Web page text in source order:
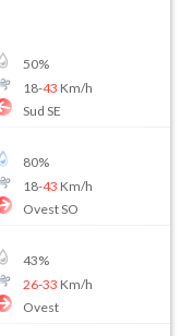
50%
18-43 Km/h
Sud SE
80%
18-43 Km/h
Ovest SO
43%
26-33 Km/h
Ovest